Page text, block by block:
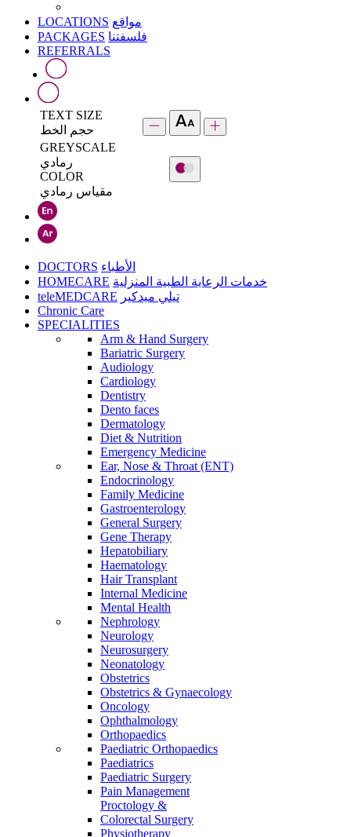
LOCATIONS مواقع
PACKAGES فلسفتنا
REFERRALS
TEXT SIZE
حجم الخط
GREYSCALE
رمادي
COLOR
مقياس رمادي
DOCTORS الأطباء
HOMECARE خدمات الرعاية الطبية المنزلية
teleMEDCARE تيلي ميدكير
Chronic Care
SPECIALITIES
Arm & Hand Surgery
Bariatric Surgery
Audiology
Cardiology
Dentistry
Dento faces
Dermatology
Diet & Nutrition
Emergency Medicine
Ear, Nose & Throat (ENT)
Endocrinology
Family Medicine
Gastroenterology
General Surgery
Gene Therapy
Hepatobiliary
Haematology
Hair Transplant
Internal Medicine
Mental Health
Nephrology
Neurology
Neurosurgery
Neonatology
Obstetrics
Obstetrics & Gynaecology
Oncology
Ophthalmology
Orthopaedics
Paediatric Orthopaedics
Paediatrics
Paediatric Surgery
Pain Management
Proctology &
Colorectal Surgery
Physiotherapy